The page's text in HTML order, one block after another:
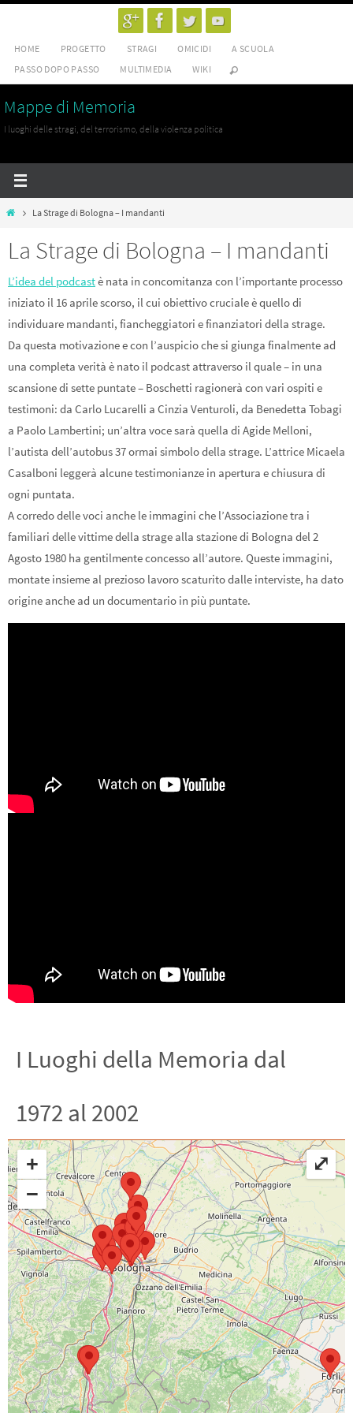
contenuto
HOME PROGETTO STRAGI OMICIDI
A SCUOLA
PASSO DOPO PASSO
MULTIMEDIA WIKI
Mappe di Memoria
I luoghi delle stragi, del terrorismo, della violenza politica
HomeLa Strage di Bologna – I mandanti
La Strage di Bologna – I mandanti
L’idea del podcastè nata in concomitanza con l’importante processo
iniziato il 16 aprile scorso, il cui obiettivo cruciale è quello di
individuare mandanti, fiancheggiatori e finanziatori della strage.
Da questa motivazione e con l’auspicio che si giunga finalmente ad
una completa verità è nato il podcast attraverso il quale – in una
scansione di sette puntate – Boschetti ragionerà con vari ospiti e
testimoni: da Carlo Lucarelli a Cinzia Venturoli, da Benedetta Tobagi
a Paolo Lambertini; un’altra voce sarà quella di Agide Melloni,
l’autista dell’autobus 37 ormai simbolo della strage. L’attrice Micaela
Casalboni leggerà alcune testimonianze in apertura e chiusura di
ogni puntata.
A corredo delle voci anche le immagini che l’Associazione tra i
familiari delle vittime della strage alla stazione di Bologna del 2
Agosto 1980 ha gentilmente concesso all’autore. Queste immagini,
montate insieme al prezioso lavoro scaturito dalle interviste, ha dato
origine anche ad un documentario in più puntate.
I Luoghi della Memoria dal
1972 al 2002
+
−
⤢